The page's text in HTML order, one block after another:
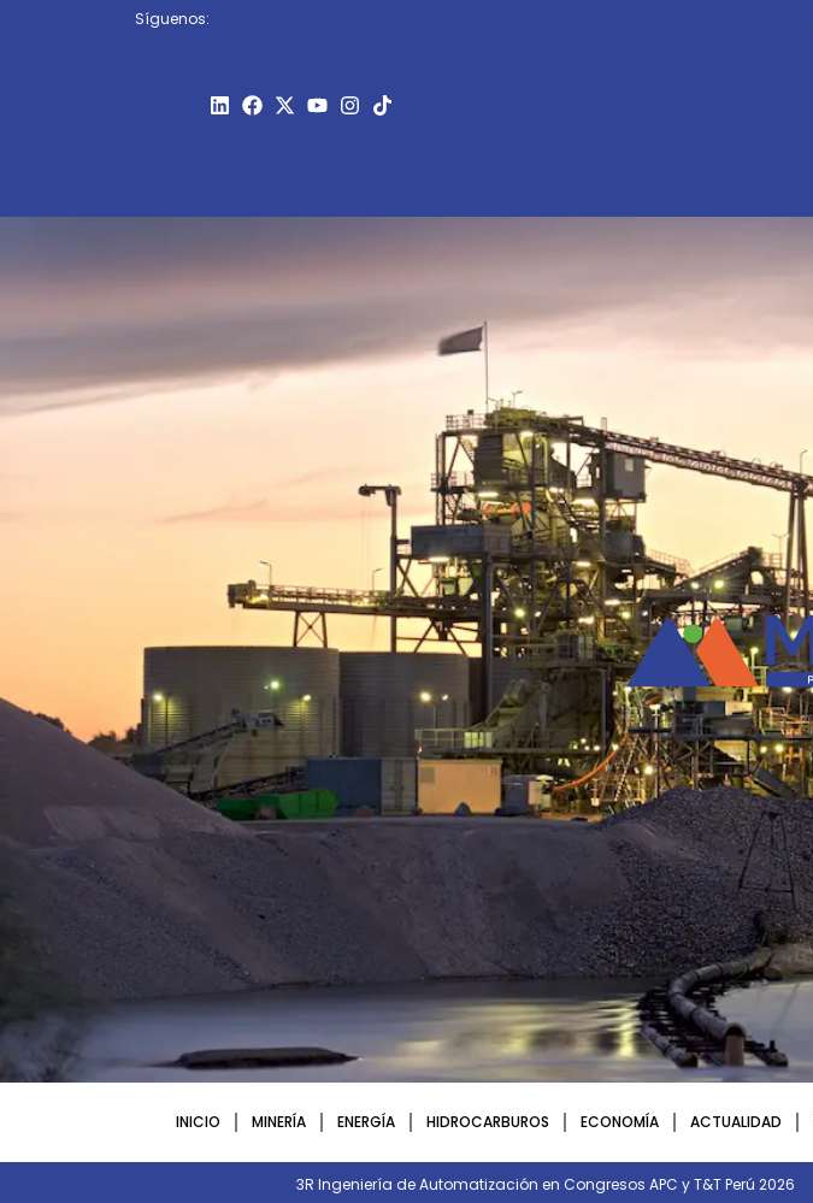
Síguenos:
INICIO MINERÍA ENERGÍA HIDROCARBUROS ECONOMÍA ACTUALIDAD
3R Ingeniería de Automatización en Congresos APC y T&T Perú 2026